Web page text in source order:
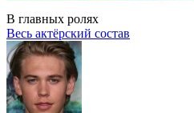
В главных ролях
Весь актёрский состав